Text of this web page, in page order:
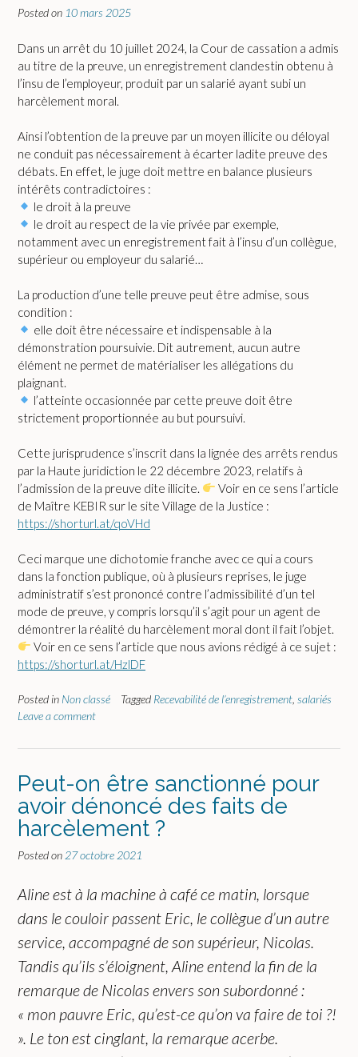
Posted on 10 mars 2025
Dans un arrêt du 10 juillet 2024, la Cour de cassation a admis
au titre de la preuve, un enregistrement clandestin obtenu à
l’insu de l’employeur, produit par un salarié ayant subi un
harcèlement moral.
Ainsi l’obtention de la preuve par un moyen illicite ou déloyal
ne conduit pas nécessairement à écarter ladite preuve des
débats. En effet, le juge doit mettre en balance plusieurs
intérêts contradictoires :
le droit à la preuve
le droit au respect de la vie privée par exemple,
notamment avec un enregistrement fait à l’insu d’un collègue,
supérieur ou employeur du salarié…
La production d’une telle preuve peut être admise, sous
condition :
elle doit être nécessaire et indispensable à la
démonstration poursuivie. Dit autrement, aucun autre
élément ne permet de matérialiser les allégations du
plaignant.
l’atteinte occasionnée par cette preuve doit être
strictement proportionnée au but poursuivi.
Cette jurisprudence s’inscrit dans la lignée des arrêts rendus
par la Haute juridiction le 22 décembre 2023, relatifs à
l’admission de la preuve dite illicite.
Voir en ce sens l’article
de Maître KEBIR sur le site Village de la Justice :
https://shorturl.at/qoVHd
Ceci marque une dichotomie franche avec ce qui a cours
dans la fonction publique, où à plusieurs reprises, le juge
administratif s’est prononcé contre l’admissibilité d’un tel
mode de preuve, y compris lorsqu’il s’agit pour un agent de
démontrer la réalité du harcèlement moral dont il fait l’objet.
Voir en ce sens l’article que nous avions rédigé à ce sujet :
https://shorturl.at/HzlDF
Posted in Non classé Tagged Recevabilité de l’enregistrement salariés
Leave a comment
Peut-on être sanctionné pour
avoir dénoncé des faits de
harcèlement ?
Posted on 27 octobre 2021
Aline est à la machine à café ce matin, lorsque
dans le couloir passent Eric, le collègue d’un autre
service, accompagné de son supérieur, Nicolas.
Tandis qu’ils s’éloignent, Aline entend la fin de la
remarque de Nicolas envers son subordonné :
« mon pauvre Eric, qu’est-ce qu’on va faire de toi ?!
». Le ton est cinglant, la remarque acerbe.